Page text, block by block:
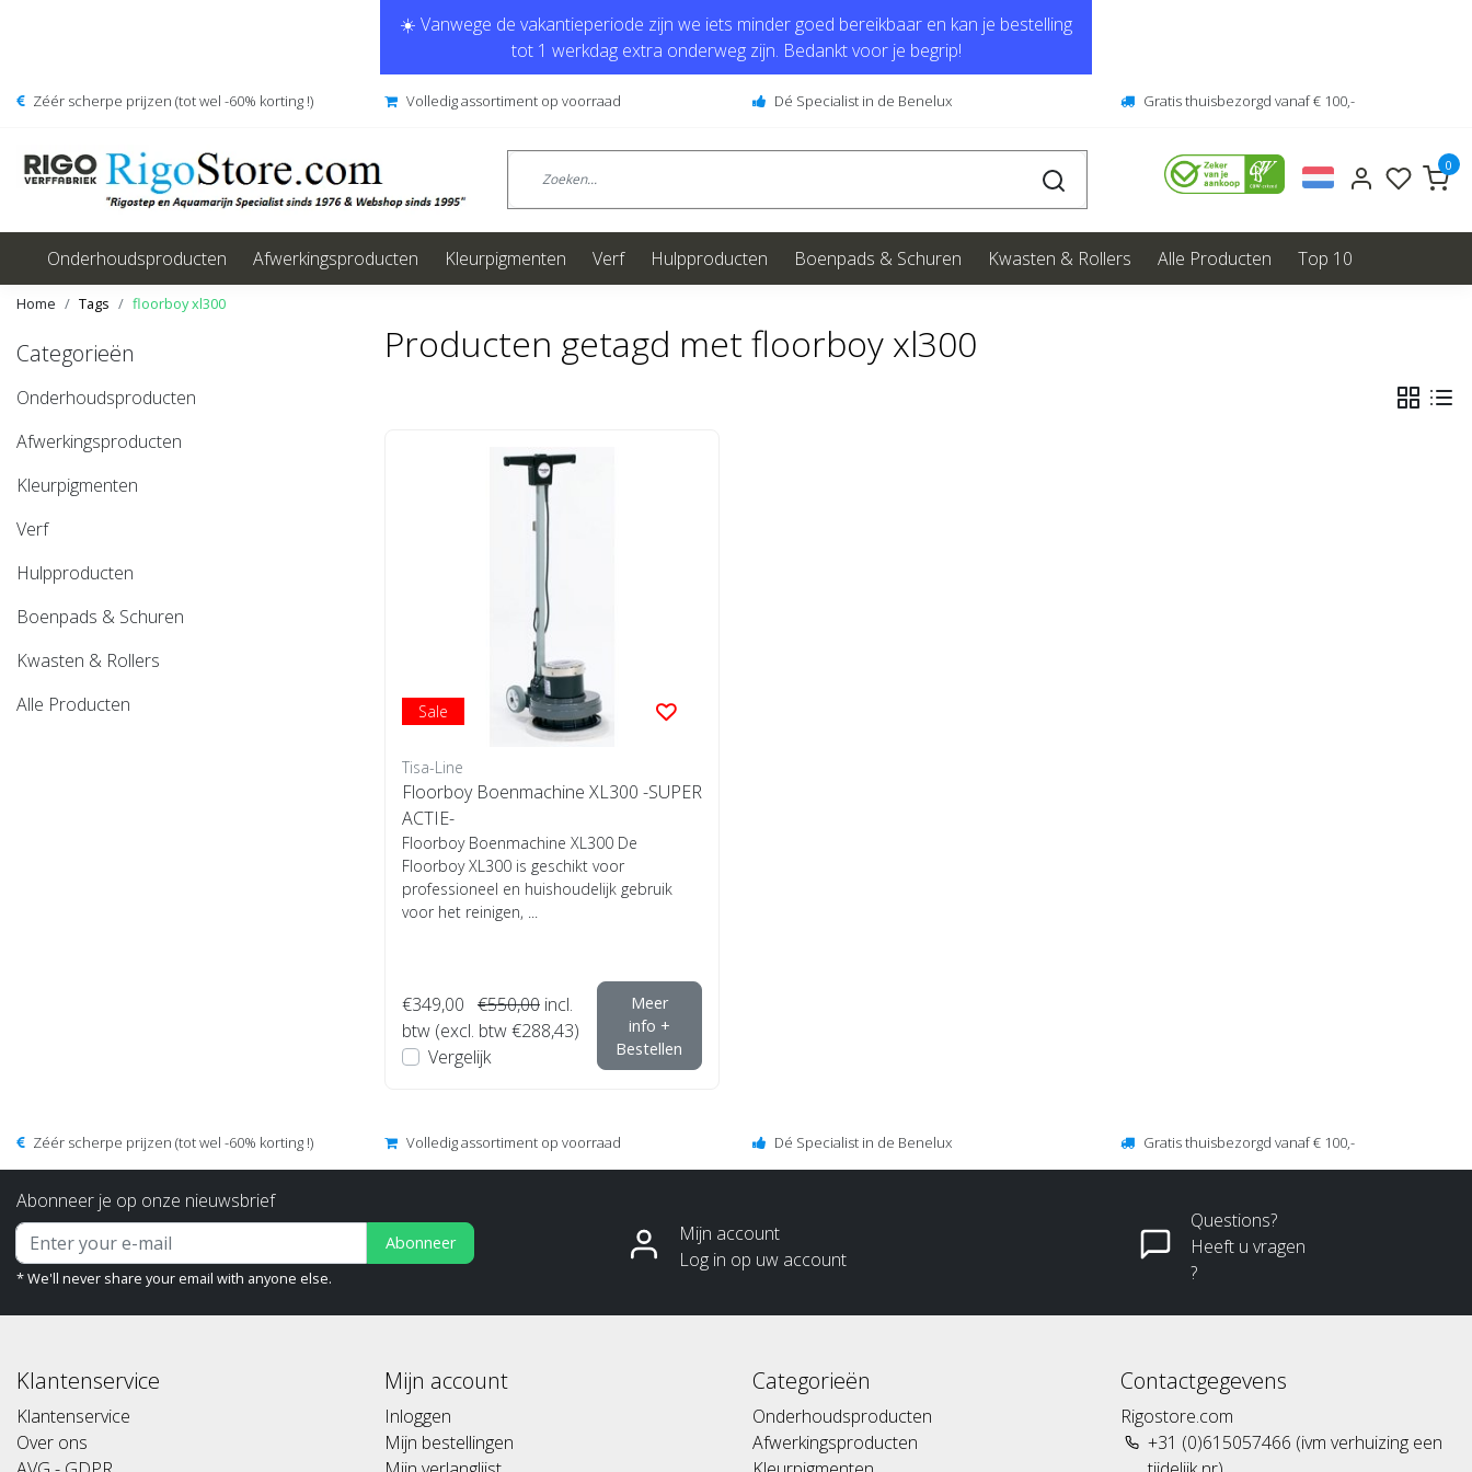
☀️ Vanwege de vakantieperiode zijn we iets minder goed bereikbaar en kan je bestelling
tot 1 werkdag extra onderweg zijn. Bedankt voor je begrip!
Zéér scherpe prijzen (tot wel -60% korting !) Volledig assortiment op voorraad Dé Specialist in de Benelux Gratis thuisbezorgd vanaf € 100,-
0
Onderhoudsproducten Afwerkingsproducten Kleurpigmenten Verf Hulpproducten Boenpads & Schuren Kwasten & Rollers Alle Producten Top 10
Home Tags floorboy xl300
Categorieën
Onderhoudsproducten
Afwerkingsproducten
Kleurpigmenten
Verf
Hulpproducten
Boenpads & Schuren
Kwasten & Rollers
Alle Producten
Producten getagd met floorboy xl300
Sale
Tisa-Line
Floorboy Boenmachine XL300 -SUPER
ACTIE-
Floorboy Boenmachine XL300 De
Floorboy XL300 is geschikt voor
professioneel en huishoudelijk gebruik
voor het reinigen, ...
€349,00 €550,00 incl.
btw (excl. btw €288,43)
Vergelijk
Meer
info +
Bestellen
Zéér scherpe prijzen (tot wel -60% korting !) Volledig assortiment op voorraad Dé Specialist in de Benelux Gratis thuisbezorgd vanaf € 100,-
Abonneer je op onze nieuwsbrief
Abonneer
* We'll never share your email with anyone else.
Mijn account
Log in op uw account
Questions?
Heeft u vragen
?
Klantenservice
Klantenservice
Over ons
Mijn account
Inloggen
Mijn bestellingen
Categorieën
Onderhoudsproducten
Afwerkingsproducten
Contactgegevens
Rigostore.com
+31 (0)615057466 (ivm verhuizing een